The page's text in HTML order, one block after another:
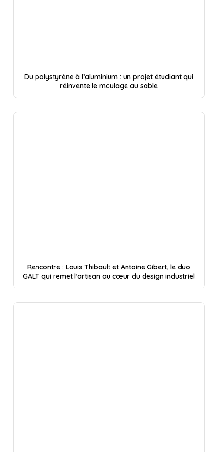
Du polystyrène à l’aluminium : un projet étudiant qui
réinvente le moulage au sable
Rencontre : Louis Thibault et Antoine Gibert, le duo
GALT qui remet l’artisan au cœur du design industriel